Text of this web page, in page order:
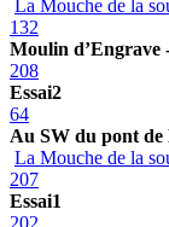
La Mouche de la
132
Moulin d’Engrave
208
Essai2
64
Au SW du pont de
La Mouche de la
207
Essai1
202